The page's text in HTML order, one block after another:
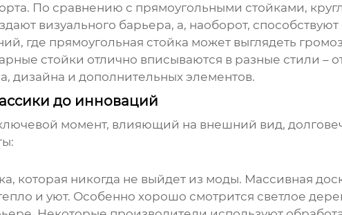
По сравнению с прямоугольными стойками,
визуального барьера, а, наоборот,
где прямоугольная стойка может выглядеть
стойки отлично вписываются в разные стили –
дизайна и дополнительных элементов.
до инноваций
момент, влияющий на внешний вид,
которая никогда не выйдет из моды. Массивная
и уют. Особенно хорошо смотрится светлое